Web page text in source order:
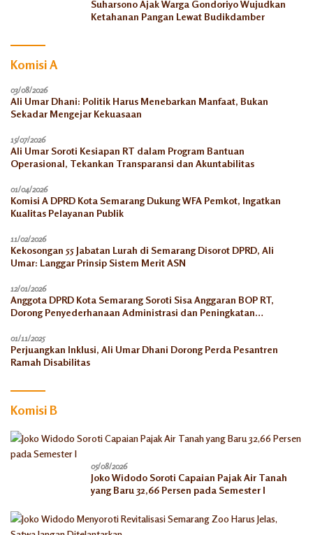
Suharsono Ajak Warga Gondoriyo Wujudkan
Ketahanan Pangan Lewat Budikdamber
Komisi A
03/08/2026
Ali Umar Dhani: Politik Harus Menebarkan Manfaat, Bukan
Sekadar Mengejar Kekuasaan
15/07/2026
Ali Umar Soroti Kesiapan RT dalam Program Bantuan
Operasional, Tekankan Transparansi dan Akuntabilitas
01/04/2026
Komisi A DPRD Kota Semarang Dukung WFA Pemkot, Ingatkan
Kualitas Pelayanan Publik
11/02/2026
Kekosongan 55 Jabatan Lurah di Semarang Disorot DPRD, Ali
Umar: Langgar Prinsip Sistem Merit ASN
12/01/2026
Anggota DPRD Kota Semarang Soroti Sisa Anggaran BOP RT,
Dorong Penyederhanaan Administrasi dan Peningkatan
01/11/2025
Perjuangkan Inklusi, Ali Umar Dhani Dorong Perda Pesantren
Ramah Disabilitas
Komisi B
05/08/2026
Joko Widodo Soroti Capaian Pajak Air Tanah
yang Baru 32,66 Persen pada Semester I